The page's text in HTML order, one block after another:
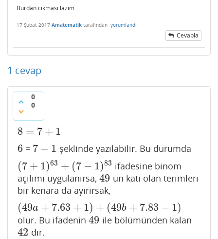
Burdan cikmasi lazim
17 Şubat 2017 Amatematik tarafından yorumlandı
Cevapla
1 cevap
0
0
8 = 7 + 1
8=7+ 1
6
6 = 7 − 1
7−1 şeklinde yazılabilir. Bu durumda
(7 + 1)63 + (7 − 1)83
(7+ 1)63+(7 −1 83
ifadesine binom
açılımı uygulanırsa, 49
49 un katı olan terimleri
bir kenara da ayırırsak,
(49a + 7.63 + 1) + (49b + 7.83 − 1)
(49a+ 7.63+1)+ (49b+ 7.83−1)
olur. Bu ifadenin 49
49 ile bölümünden kalan
42
42 dir.